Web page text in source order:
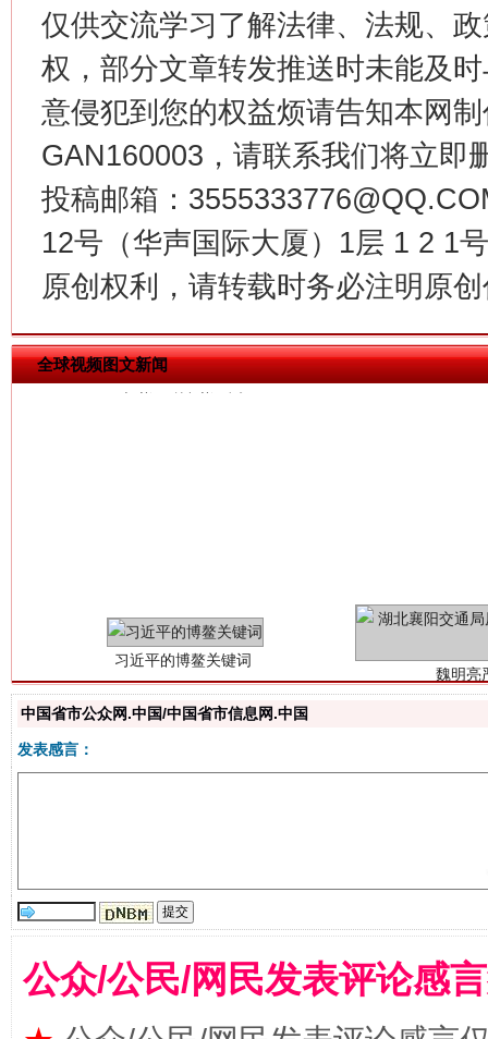
仅供交流学习了解法律、法规、
权，部分文章转发推送时未能及
意侵犯到您的权益烦请告知本网
GAN160003，请联系我们将立即
投稿邮箱：
12号（华声国际大厦）1层 1 2 1
原创权利，请转载时务必注明原
全球视频图文新闻
在谋一域中谋全局
今
中国省市公众网.中国/中国省市信息网.中国
发表感言：
公众/公民/网民发表评论感